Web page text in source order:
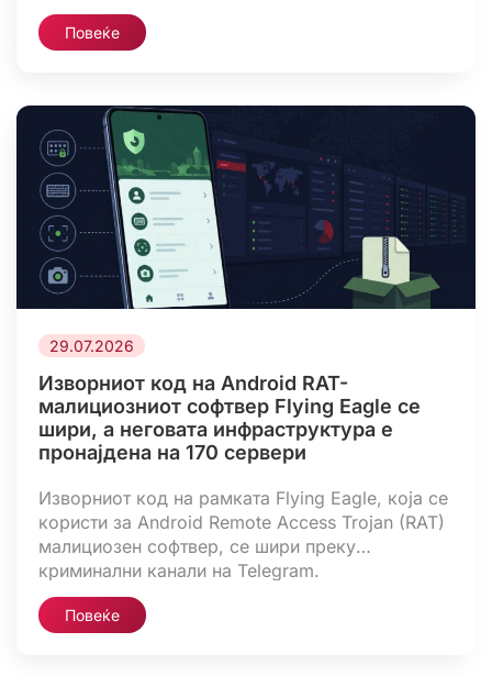
околина на Hugging Face, исто така пробил во
повеќе сметки и услуги на трети страни како
од интерен безбедносен […]
Повеќе
29.07.2026
Изворниот код на Android RAT-
малициозниот софтвер Flying Eagle се
шири, а неговата инфраструктура е
пронајдена на 170 сервери
Изворниот код на рамката Flying Eagle, која се
користи за Android Remote Access Trojan (RAT)
малициозен софтвер, се шири преку
криминални канали на Telegram.
Истражувачите од Hunt.io и независниот
истражувач NetAskari пронашле контролни
Повеќе